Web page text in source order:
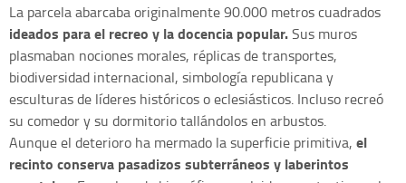
La parcela abarcaba originalmente 90.000 metros cuadrados
ideados para el recreo y la docencia popular.Sus muros
plasmaban nociones morales, réplicas de transportes,
biodiversidad internacional, simbología republicana y
esculturas de líderes históricos o eclesiásticos. Incluso recreó
su comedor y su dormitorio tallándolos en arbustos.
Aunque el deterioro ha mermado la superficie primitiva, el
recinto conserva pasadizos subterráneos y laberintos